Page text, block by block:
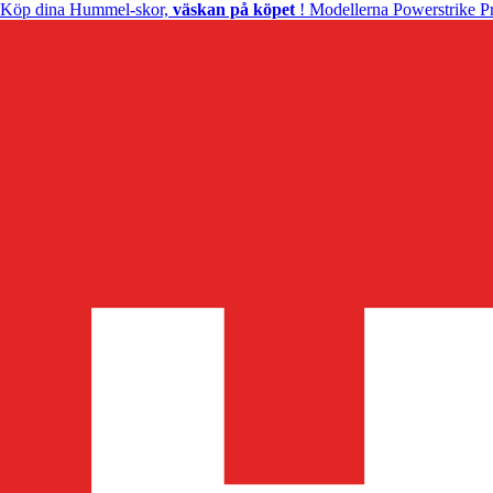
Köp dina Hummel-skor, väskan på köpet ! Modellerna Powerstrike